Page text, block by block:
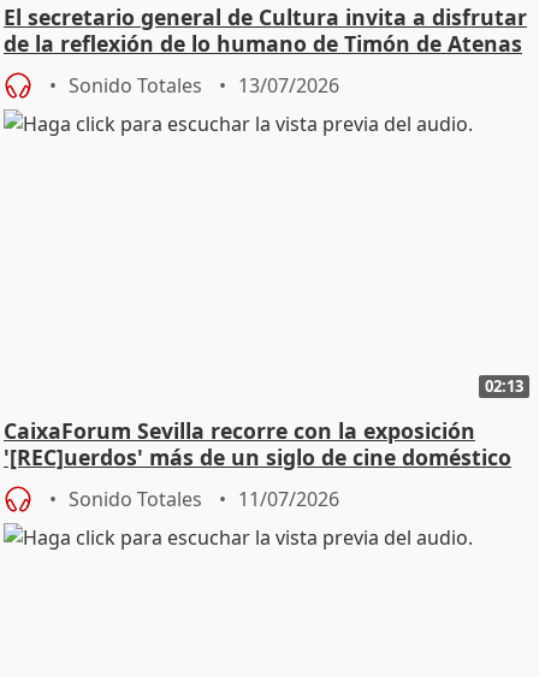
El secretario general de Cultura invita a disfrutar
de la reflexión de lo humano de Timón de Atenas
Sonido Totales 13/07/2026
02:13
CaixaForum Sevilla recorre con la exposición
'[REC]uerdos' más de un siglo de cine doméstico
Sonido Totales 11/07/2026